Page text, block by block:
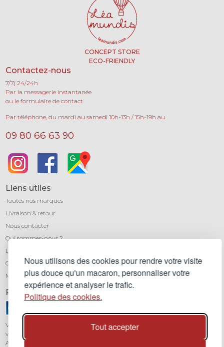
Nous utilisons des cookies pour rendre votre visite
plus douce qu'un macaron, personnaliser votre
expérience et analyser le trafic.
Politique des cookies.
Tout accepter
CONCEPT STORE
ECO-FRIENDLY
Contactez-nous
7/7j 24/24h
Par la messagerie instantanée
ou le formulaire de contact
Par téléphone, du mardi au samedi 10h-13h / 15h-19h au
09 80 66 63 90
Liens utiles
Toutes nos marques
Livraison & retour
Nous contacter
Qui sommes-nous ?
Léa mundis, le blog
CGV
Mentions légales
Paiement sécurisé
Vos transactions sont protégées grâce au cryptage SSL. Vous pouvez régler
vos achats en toute confiance par carte bancaire (Visa, Mastercard,
American Express) avec notre partenaire Stripe.